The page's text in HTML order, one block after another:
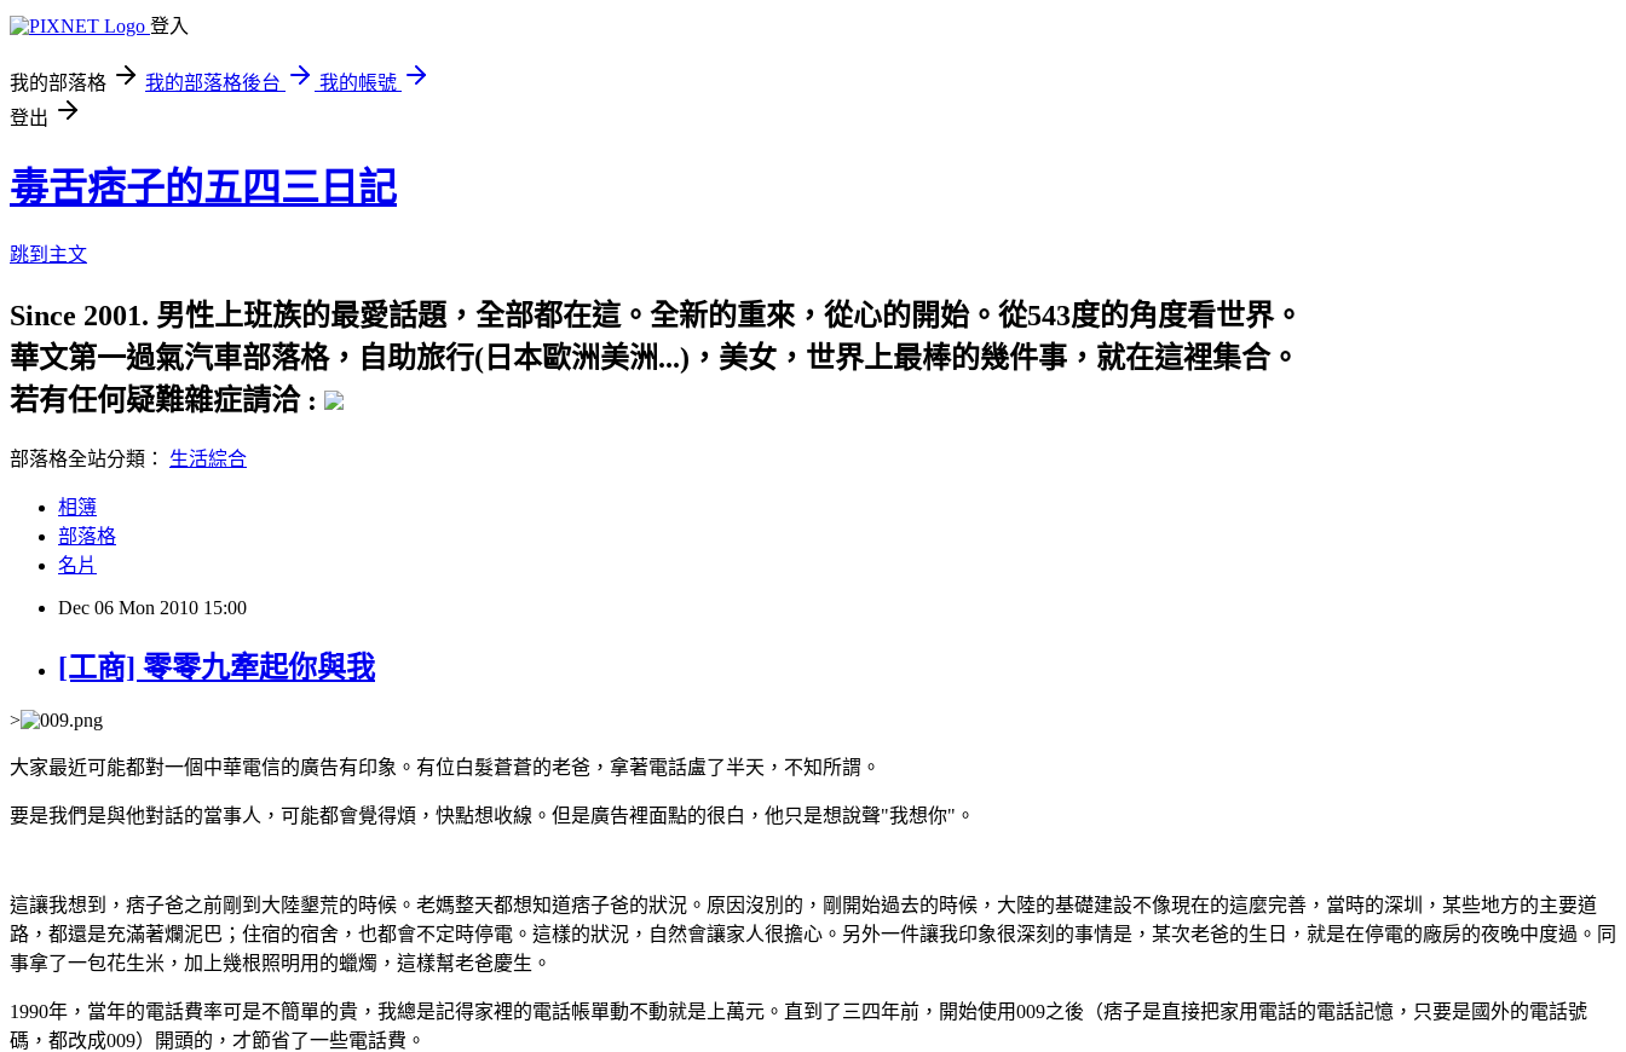
登入
我的部落格 我的部落格後台
我的帳號
登出
毒舌痞子的五四三日記
跳到主文
Since 2001. 男性上班族的最愛話題，全部都在這。全新的重來，從心的開始。從543度的角度看世界。
華文第一過氣汽車部落格，自助旅行(日本歐洲美洲...)，美女，世界上最棒的幾件事，就在這裡集合。
若有任何疑難雜症請洽 :
部落格全站分類： 生活綜合
相簿
部落格
名片
Dec 06 Mon 2010 15:00
[工商] 零零九牽起你與我
>
大家最近可能都對一個中華電信的廣告有印象。有位白髮蒼蒼的老爸，拿著電話盧了半天，不知所謂。
要是我們是與他對話的當事人，可能都會覺得煩，快點想收線。但是廣告裡面點的很白，他只是想說聲"我想你"。
這讓我想到，痞子爸之前剛到大陸墾荒的時候。老媽整天都想知道痞子爸的狀況。原因沒別的，剛開始過去的時候，大陸的基礎建設不像現在的這麼完善，當時的深圳，某些地方的主要道
路，都還是充滿著爛泥巴；住宿的宿舍，也都會不定時停電。這樣的狀況，自然會讓家人很擔心。另外一件讓我印象很深刻的事情是，某次老爸的生日，就是在停電的廠房的夜晚中度過。同
事拿了一包花生米，加上幾根照明用的蠟燭，這樣幫老爸慶生。
1990年，當年的電話費率可是不簡單的貴，我總是記得家裡的電話帳單動不動就是上萬元。直到了三四年前，開始使用009之後（痞子是直接把家用電話的電話記憶，只要是國外的電話號
碼，都改成009）開頭的，才節省了一些電話費。